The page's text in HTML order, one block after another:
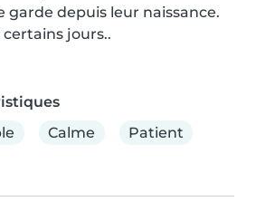
garde depuis leur naissance.
jours..
Calme Patient